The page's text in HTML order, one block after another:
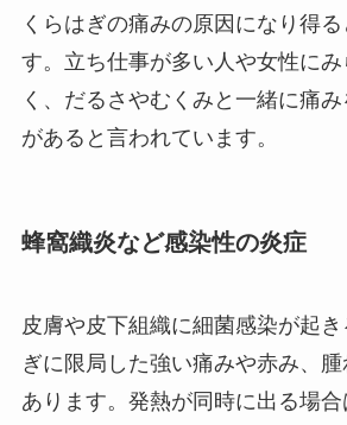
くらはぎの痛みの原因になり得る
す。立ち仕事が多い人や女性に
く、だるさやむくみと一緒に痛
があると言われています。
蜂窩織炎など感染性の炎症
皮膚や皮下組織に細菌感染が起
ぎに限局した強い痛みや赤み、
あります。発熱が同時に出る場